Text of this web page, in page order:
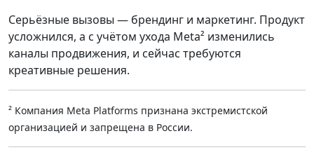
Серьёзные вызовы — брендинг и маркетинг. Продукт
усложнился, а с учётом ухода Meta² изменились
каналы продвижения, и сейчас требуются
креативные решения.
² Компания Meta Platforms признана экстремистской
организацией и запрещена в России.